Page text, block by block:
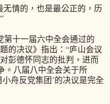
情的，也是最公正的，历
十一届六中全会通过的
的决议》指出：“庐山会议
彭德怀同志的批判，进而
。八届八中全会关于所
舟反党集团’的决议是完全